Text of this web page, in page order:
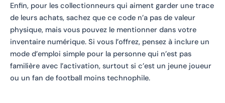
Enfin, pour les collectionneurs qui aiment garder une trace
de leurs achats, sachez que ce code n’a pas de valeur
physique, mais vous pouvez le mentionner dans votre
inventaire numérique. Si vous l’offrez, pensez à inclure un
mode d’emploi simple pour la personne qui n’est pas
familière avec l’activation, surtout si c’est un jeune joueur
ou un fan de football moins technophile.